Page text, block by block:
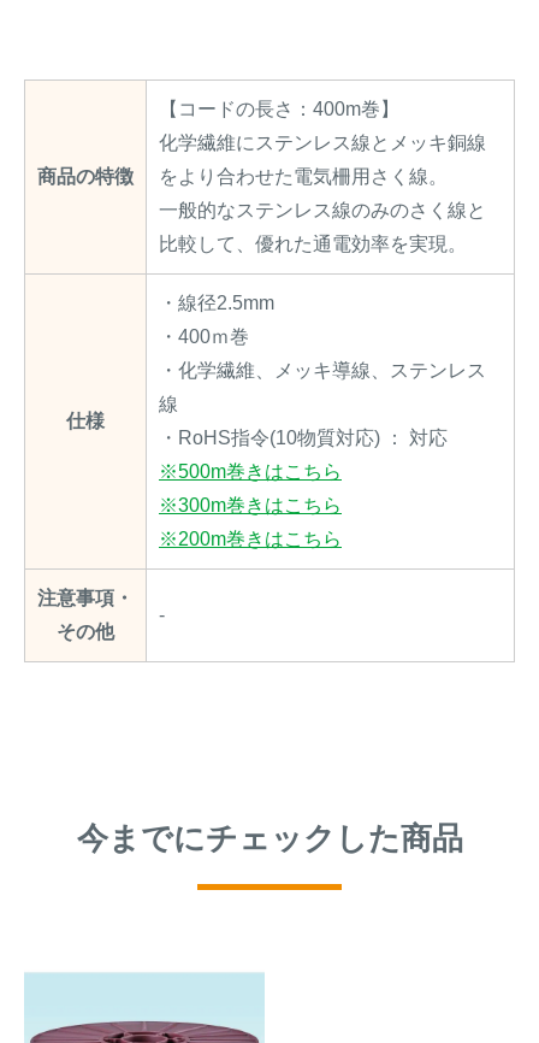
商品の特徴
【コードの長さ：400m巻】
化学繊維にステンレス線とメッキ銅線
をより合わせた電気柵用さく線。
一般的なステンレス線のみのさく線と
比較して、優れた通電効率を実現。
仕様
・線径2.5mm
・400ｍ巻
・化学繊維、メッキ導線、ステンレス
線
・RoHS指令(10物質対応) ： 対応
※500m巻きはこちら
※300m巻きはこちら
※200m巻きはこちら
注意事項・
その他
-
今までにチェックした商品